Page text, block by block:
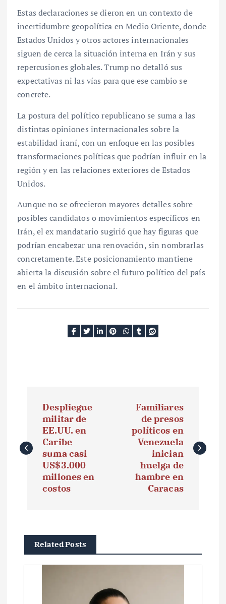
Estas declaraciones se dieron en un contexto de
incertidumbre geopolítica en Medio Oriente, donde
Estados Unidos y otros actores internacionales
siguen de cerca la situación interna en Irán y sus
repercusiones globales. Trump no detalló sus
expectativas ni las vías para que ese cambio se
concrete.
La postura del político republicano se suma a las
distintas opiniones internacionales sobre la
estabilidad iraní, con un enfoque en las posibles
transformaciones políticas que podrían influir en la
región y en las relaciones exteriores de Estados
Unidos.
Aunque no se ofrecieron mayores detalles sobre
posibles candidatos o movimientos específicos en
Irán, el ex mandatario sugirió que hay figuras que
podrían encabezar una renovación, sin nombrarlas
concretamente. Este posicionamiento mantiene
abierta la discusión sobre el futuro político del país
en el ámbito internacional.
v
e
ó
Despliegue
militar de
EE.UU. en
Caribe
suma casi
US$3.000
millones en
costos
Familiares
de presos
políticos en
Venezuela
inician
huelga de
hambre en
Caracas
Related Posts